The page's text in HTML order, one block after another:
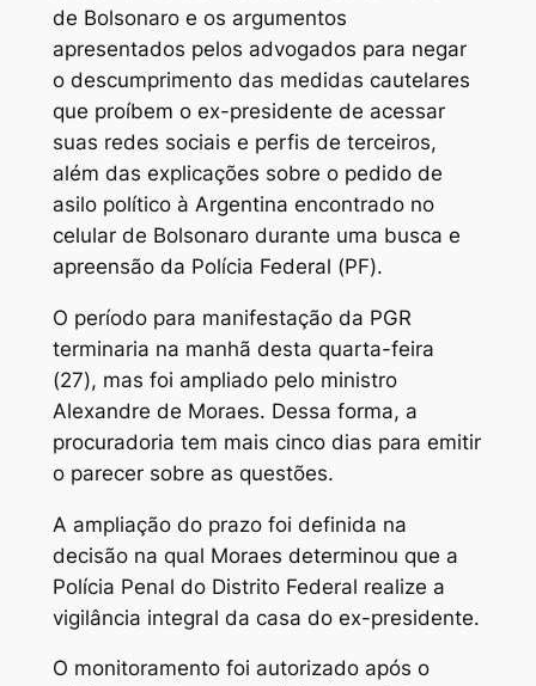
de Bolsonaro e os argumentos
apresentados pelos advogados para negar
o descumprimento das medidas cautelares
que proíbem o ex-presidente de acessar
suas redes sociais e perfis de terceiros,
além das explicações sobre o pedido de
asilo político à Argentina encontrado no
celular de Bolsonaro durante uma busca e
apreensão da Polícia Federal (PF).
O período para manifestação da PGR
terminaria na manhã desta quarta-feira
(27), mas foi ampliado pelo ministro
Alexandre de Moraes. Dessa forma, a
procuradoria tem mais cinco dias para emitir
o parecer sobre as questões.
A ampliação do prazo foi definida na
decisão na qual Moraes determinou que a
Polícia Penal do Distrito Federal realize a
vigilância integral da casa do ex-presidente.
O monitoramento foi autorizado após o